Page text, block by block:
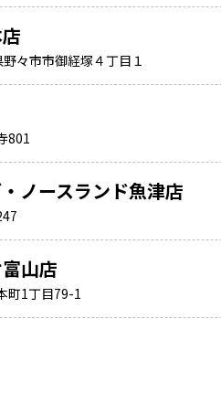
々市市御経塚４丁目１
801
ノースランド魚津店
山店
町1丁目79-1